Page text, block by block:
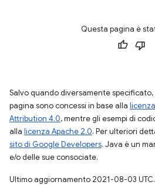
Questa pagina è
Salvo quando diversamente
pagina sono concessi in base alla
Attribution 4.0, mentre gli esempi di
alla licenza Apache 2.0. Per ulteriori
sito di Google Developers. Java è un
e/o delle sue consociate.
Ultimo aggiornamento 2021-08-03 UTC.